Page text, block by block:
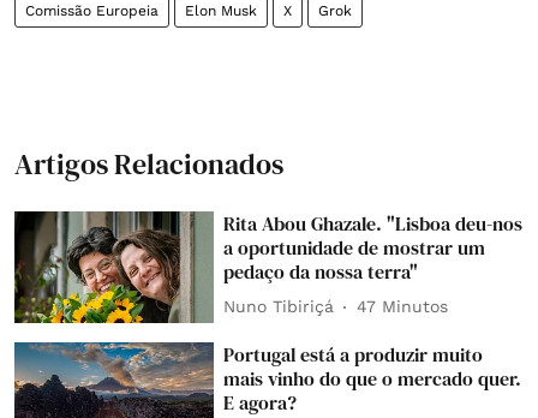
Comissão Europeia Elon Musk X Grok
Artigos Relacionados
Rita Abou Ghazale. "Lisboa deu-nos
a oportunidade de mostrar um
pedaço da nossa terra"
Nuno Tibiriçá 47 Minutos
Portugal está a produzir muito
mais vinho do que o mercado quer.
E agora?